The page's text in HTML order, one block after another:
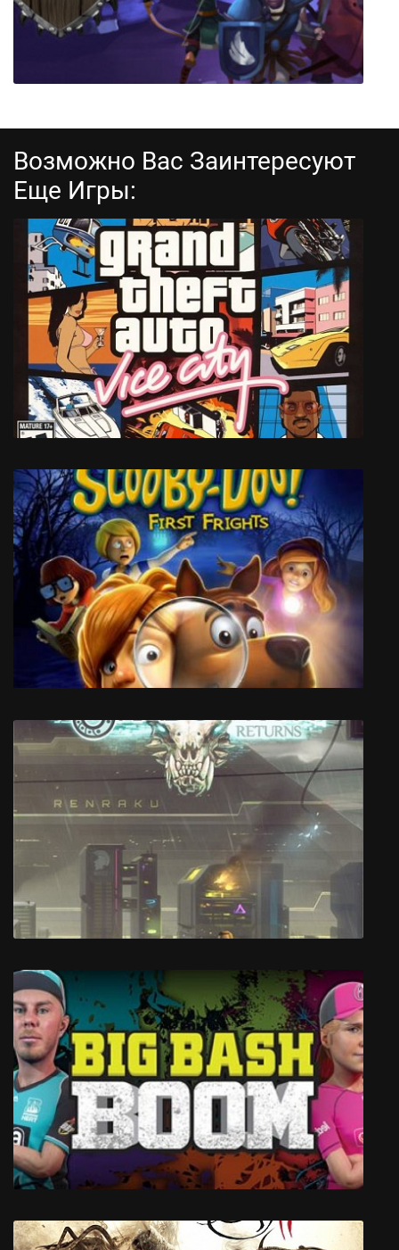
Dungeon League
Возможно Вас Заинтересуют
Еще Игры:
GTA Vice City с русскими машинами
Scooby Ду
Shadowrun Returns